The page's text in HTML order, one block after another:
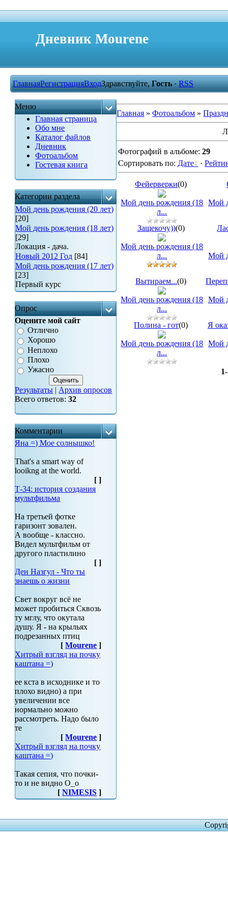
Дневник Mourene
ГлавнаяРегистрацияВходЗдравствуйте,Гость·RSS
Меню
Главная страница
Обо мне
Каталог файлов
Дневник
Фотоальбом
Гостевая книга
Категории раздела
Мой день рождения (20 лет)
[20]
Мой день рождения (18 лет)
[29]
Локация - дача.
Новый 2012 Год [84]
Мой день рождения (17 лет)
[23]
Первый курс
Опрос
Оцените мой сайт
Отлично
Хорошо
Неплохо
Плохо
Ужасно
Результаты | Архив опросов
Всего ответов:32
Комментарии
Яна =) Мое солнышко!
That's a smart way of
looikng at the world.
[]
Т-34: история создания
мультфильма
На третьей фотке
гаризонт зовален.
А вообще - классно.
Видел мультфильм от
другого пластилино
[]
Ден Назгул - Что ты
знаешь о жизни
Свет вокруг всё не
может пробиться Сквозь
ту мглу, что окутала
душу. Я - на крыльях
подрезанных птиц
[Mourene ]
Хитрый взгляд на почку
каштана =)
ее кста в исходнике и то
плохо видно) а при
увеличении все
нормально можно
рассмотреть. Надо было
те
[Mourene ]
Хитрый взгляд на почку
каштана =)
Такая сепия, что почки-
то и не видно О_о
[NIMESIS ]
Главная »Фотоальбом »
Фотографий в альбоме:29
Сортировать по: Дате ·
Фейерверки(0)
Мой день рождения (18
л...
Мой
Защекочу))(0)
Мой день рождения (18
л...
Мой
Вытираем...(0)
Мой день рождения (18
л...
Мой
Полина - гот(0)
Мой день рождения (18
л...
Я
Мой